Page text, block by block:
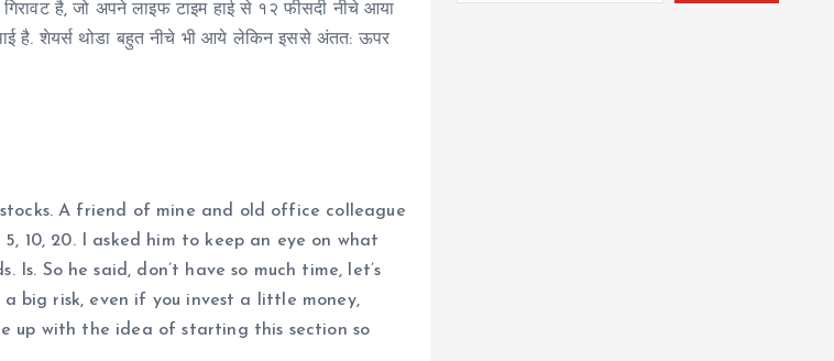
है, जो अपने लाइफ टाइम हाई से १२ फीसदी नीचे आया
है. शेयर्स थोडा बहुत नीचे भी आये लेकिन इससे अंतत: ऊपर
A friend of mine and old office colleague
10, 20. I asked him to keep an eye on what
So he said, don’t have so much time, let’s
big risk, even if you invest a little money,
up with the idea of starting this section so